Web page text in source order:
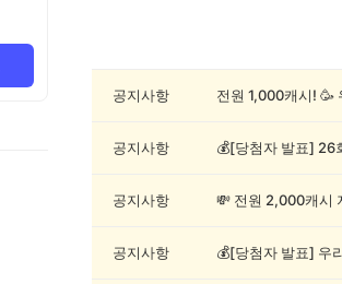
동
공지사항
공지사항
공지사항
공지사항